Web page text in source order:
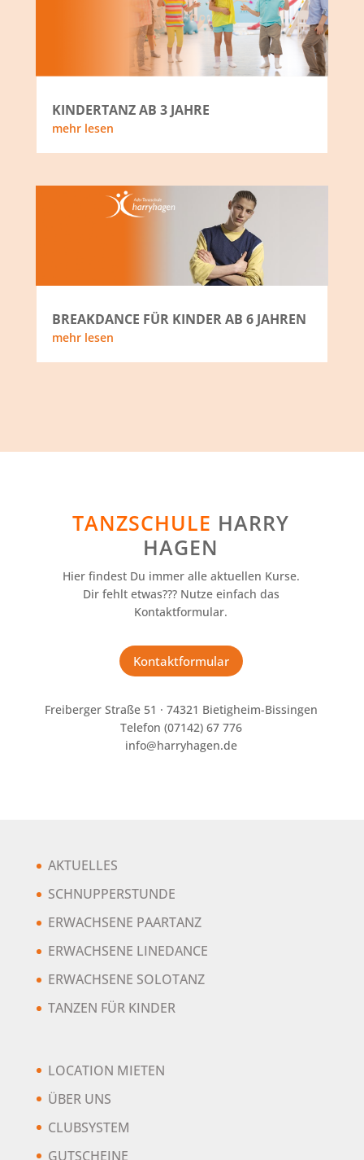
KINDERTANZ AB 3 JAHRE
mehr lesen
BREAKDANCE FÜR KINDER AB 6 JAHREN
mehr lesen
TANZSCHULE HARRY
HAGEN
Hier findest Du immer alle aktuellen Kurse.
Dir fehlt etwas??? Nutze einfach das
Kontaktformular.
Kontaktformular
Freiberger Straße 51 · 74321 Bietigheim-Bissingen
Telefon (07142) 67 776
info@harryhagen.de
AKTUELLES
SCHNUPPERSTUNDE
ERWACHSENE PAARTANZ
ERWACHSENE LINEDANCE
ERWACHSENE SOLOTANZ
TANZEN FÜR KINDER
LOCATION MIETEN
ÜBER UNS
CLUBSYSTEM
GUTSCHEINE